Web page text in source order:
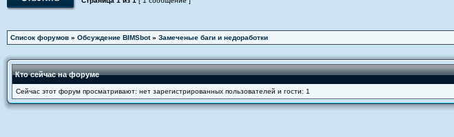
Список форумов » Обсуждение BIMSbot» Замеченые баги и недоработки
Кто сейчас на форуме
Сейчас этот форум просматривают: нет зарегистрированных пользователей и гости: 1